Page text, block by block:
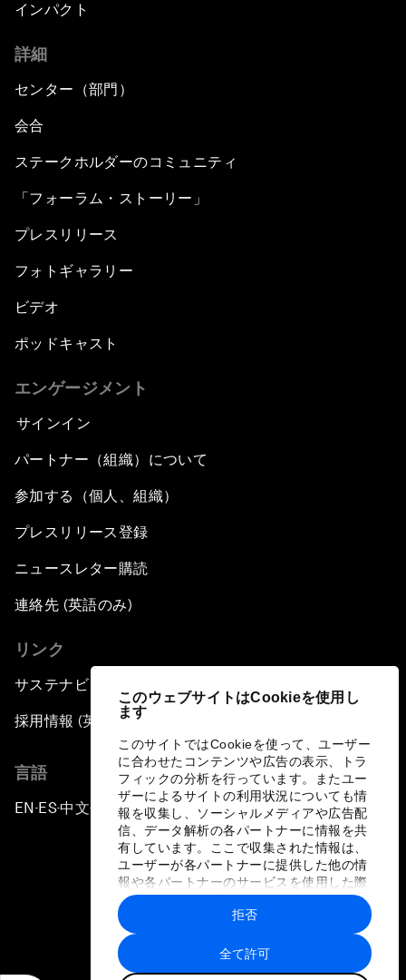
このウェブサイトはCookieを使用し
ます
このサイトではCookieを使って、ユーザー
に合わせたコンテンツや広告の表示、トラ
フィックの分析を行っています。またユー
ザーによるサイトの利用状況についても情
報を収集し、ソーシャルメディアや広告配
信、データ解析の各パートナーに情報を共
有しています。ここで収集された情報は、
ユーザーが各パートナーに提供した他の情
報や各パートナーのサービスを使用した際
に収集された情報と組み合わされ、各パー
トナーによって使用されることがありま
す。
全て許可
拒否
インパクト
詳細
センター（部門）
会合
ステークホルダーのコミュニティ
「フォーラム・ストーリー」
プレスリリース
フォトギャラリー
ビデオ
ポッドキャスト
エンゲージメント
サインイン
パートナー（組織）について
参加する（個人、組織）
プレスリリース登録
ニュースレター購読
連絡先 (英語のみ)
リンク
サステナビリティへの取り組み
採用情報 (英語のみ)
言語
EN ▪ES▪中文▪ 日本語
プライバシーポリシーと利用規約
サイトマップ